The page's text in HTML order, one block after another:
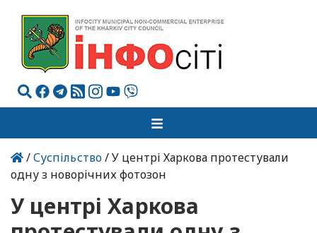
/Суспільство/ У центрі Харкова протестували
одну з новорічних фотозон
У центрі Харкова